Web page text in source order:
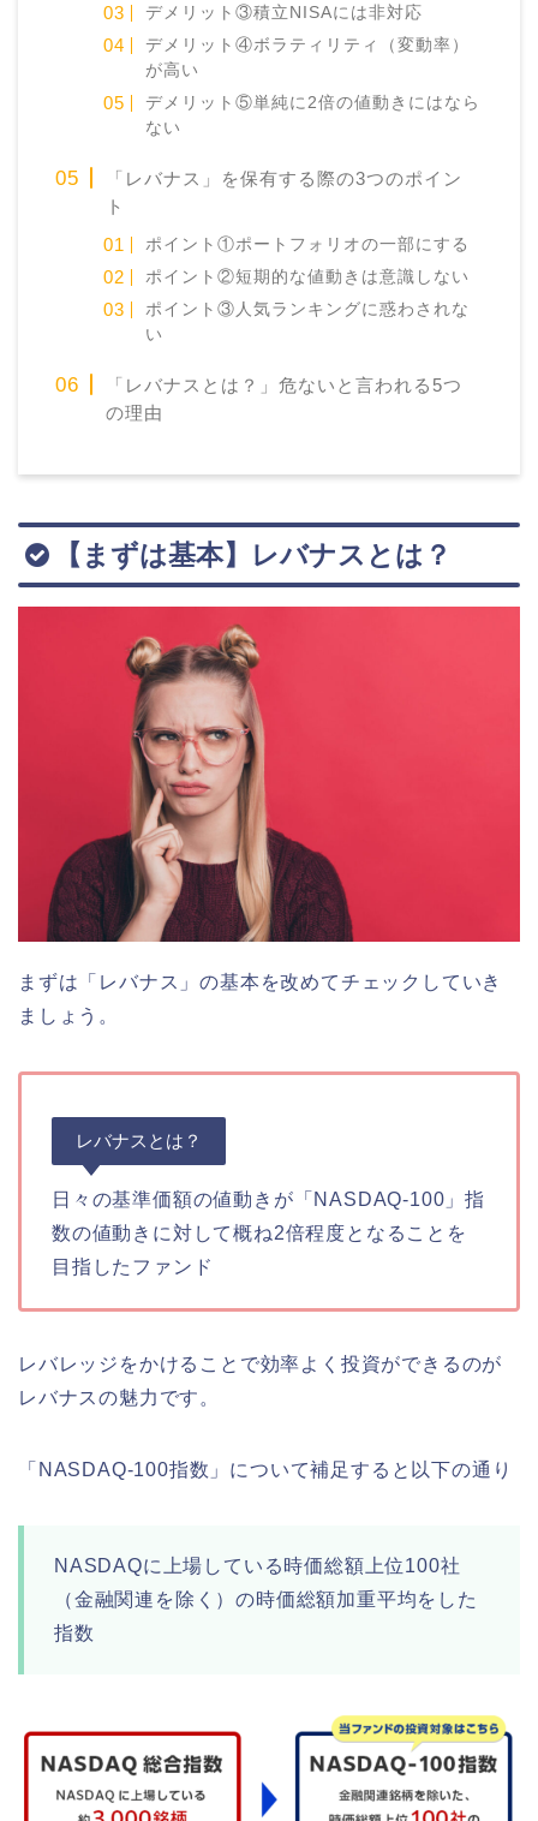
デメリット③積立NISAには非対応
デメリット④ボラティリティ（変動率）
が高い
デメリット⑤単純に2倍の値動きにはなら
ない
「レバナス」を保有する際の3つのポイン
ト
ポイント①ポートフォリオの一部にする
ポイント②短期的な値動きは意識しない
ポイント③人気ランキングに惑わされな
い
「レバナスとは？」危ないと言われる5つ
の理由
【まずは基本】レバナスとは？
まずは「レバナス」の基本を改めてチェックしていき
ましょう。
レバナスとは？
日々の基準価額の値動きが「NASDAQ-100」指
数の値動きに対して概ね2倍程度となることを
目指したファンド
レバレッジをかけることで効率よく投資ができるのが
レバナスの魅力です。
「NASDAQ-100指数」について補足すると以下の通り
NASDAQに上場している時価総額上位100社
（金融関連を除く）の時価総額加重平均をした
指数